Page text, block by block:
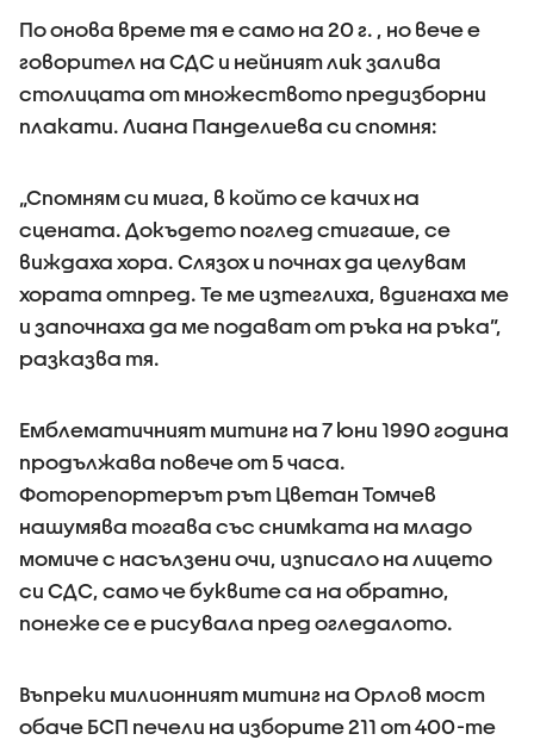
По онова време тя е само на 20 г. , но вече е
говорител на СДС и нейният лик залива
столицата от множеството предизборни
плакати. Лиана Панделиева си спомня:
„Спомням си мига, в който се качих на
сцената. Докъдето поглед стигаше, се
виждаха хора. Слязох и почнах да целувам
хората отпред. Те ме изтеглиха, вдигнаха ме
и започнаха да ме подават от ръка на ръка”,
разказва тя.
Емблематичният митинг на 7 юни 1990 година
продължава повече от 5 часа.
Фоторепортерът рът Цветан Томчев
нашумява тогава със снимката на младо
момиче с насълзени очи, изписало на лицето
си СДС, само че буквите са на обратно,
понеже се е рисувала пред огледалото.
Въпреки милионният митинг на Орлов мост
обаче БСП печели на изборите 211 от 400-те